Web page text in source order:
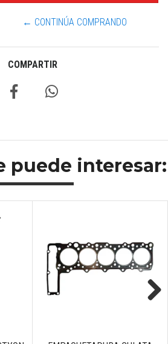
← CONTINÚA COMPRANDO
COMPARTIR
puede interesar: